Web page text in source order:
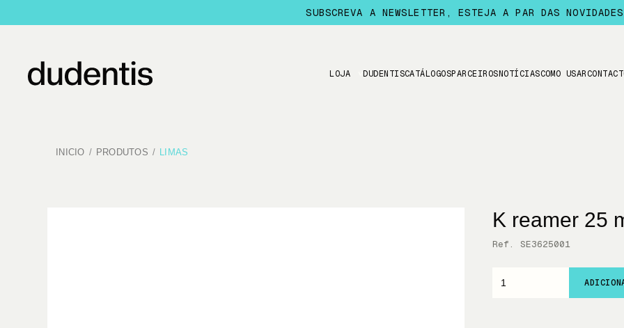
SUBSCREVA A NEWSLETTER, ESTEJA A PAR DAS
LOJA DUDENTISCATÁLOGOSPARCEIROSNOTÍCIASCOMO USAR
INICIO PRODUTOS LIMAS
K reamer 25
Ref. SE3625001